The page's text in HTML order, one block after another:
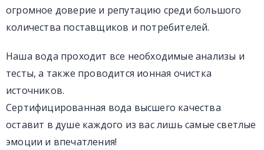
огромное доверие и репутацию среди большого
количества поставщиков и потребителей.
Наша вода проходит все необходимые анализы и
тесты, а также проводится ионная очистка
источников.
Сертифицированная вода высшего качества
оставит в душе каждого из вас лишь самые светлые
эмоции и впечатления!